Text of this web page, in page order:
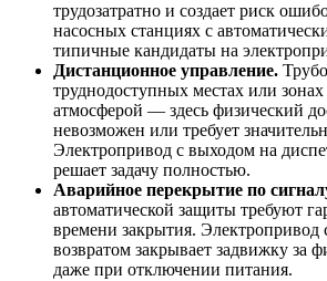
трудозатратно и создает риск
насосных станциях с
типичные кандидаты на
Дистанционное управление.
труднодоступных местах или
атмосферой — здесь физический
невозможен или требует
Электропривод с выходом на
решает задачу полностью.
Аварийное перекрытие по
автоматической защиты требуют
времени закрытия.
возвратом закрывает задвижку за
даже при отключении питания.